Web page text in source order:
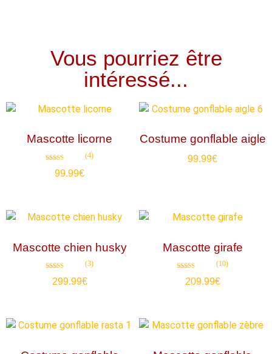
Vous pourriez être
intéressé...
Mascotte licorne
4.75
(4)
99.99€
Costume gonflable aigle
99.99€
Mascotte chien husky
4.67
(3)
299.99€
Mascotte girafe
4.70
(10)
209.99€